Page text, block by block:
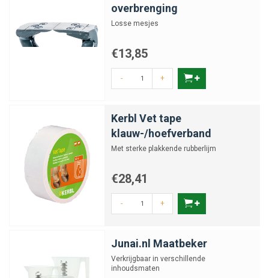
overbrenging
Losse mesjes
€13,85
- +
Kerbl Vet tape
klauw-/hoefverband
Met sterke plakkende rubberlijm
€28,41
- +
Junai.nl Maatbeker
Verkrijgbaar in verschillende
inhoudsmaten